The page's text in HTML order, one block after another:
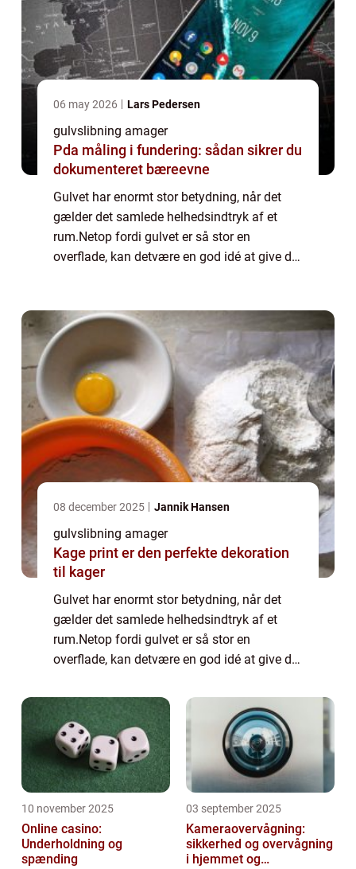
06 may 2026 Lars Pedersen
gulvslibning amager
Pda måling i fundering: sådan sikrer du
dokumenteret bæreevne
Gulvet har enormt stor betydning, når det
gælder det samlede helhedsindtryk af et
rum.Netop fordi gulvet er så stor en
overflade, kan detvære en god idé at give det
s...
08 december 2025 Jannik Hansen
gulvslibning amager
Kage print er den perfekte dekoration
til kager
Gulvet har enormt stor betydning, når det
gælder det samlede helhedsindtryk af et
rum.Netop fordi gulvet er så stor en
overflade, kan detvære en god idé at give det
kan gulvslibning på Amager være lige det,
s...
10 november 2025
Online casino:
Underholdning og
spænding
03 september 2025
Kameraovervågning:
sikkerhed og overvågning
i hjemmet og